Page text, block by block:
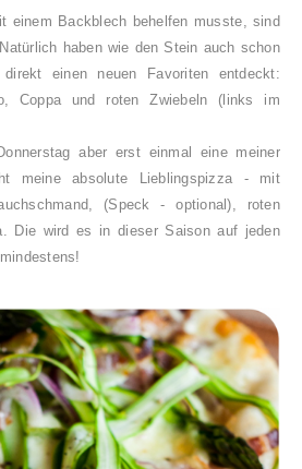
einem Backblech behelfen musste, sind
haben wie den Stein auch schon
einen neuen Favoriten entdeckt:
Coppa und roten Zwiebeln (links im
aber erst einmal eine meiner
meine absolute Lieblingspizza - mit
(Speck - optional), roten
Die wird es in dieser Saison auf jeden